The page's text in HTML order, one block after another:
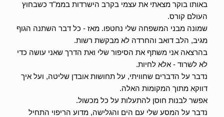
באותו בוקר מצאתי את עצמי בקרב הישרדות בממ"ד כשבחוץ
העולם קורס.
שמונה מבני המשפחה שלי נחטפו. מאז - כל דבר השתנה הגוף
מגיב, הלב דואב והחרדה לא מבקשת רשות.
בהרצאה אני משתף את הסיפור שלי ואת הדרך שאני עושה כדי
לא לשרוד - אלא לחיות.
נדבר על הדברים שחוויתי, על תחושות אובדן שליטה, ועל איך
דווקא מתוך המקומות האלה.
אפשר לבנות חוסן להתעלות על כל מכשול.
נדבר על המסע שלי עם הים והגלישה, מדוע הריפוי התחיל